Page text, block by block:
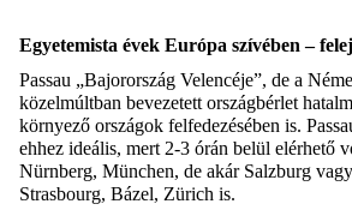
Egyetemista évek Európa szívében –
Passau „Bajorország Velencéje”, de a
közelmúltban bevezetett országbérlet
környező országok felfedezésében is.
ehhez ideális, mert 2-3 órán belül elérhető
Nürnberg, München, de akár Salzburg
Strasbourg, Bázel, Zürich is.